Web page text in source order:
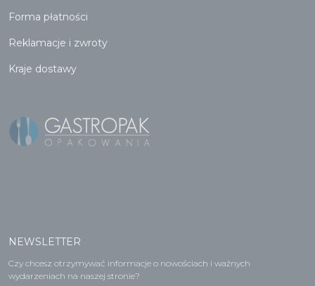
Forma płatności
Reklamacje i zwroty
Kraje dostawy
NEWSLETTER
Czy chcesz otrzymywać informacje o nowościach i ważnych
wydarzeniach na naszej stronie?